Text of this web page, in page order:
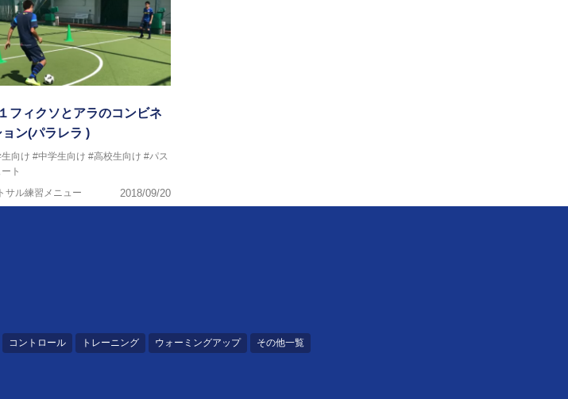
フィクソとアラのコンビネ
ョン(パラレラ )
向け #中学生向け #高校生向け #パス
ト
サル練習メニュー
2018/09/20
コントロール トレーニング ウォーミングアップ その他一覧